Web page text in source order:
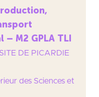
M2 GPLA TLI
DE PICARDIE
des Sciences et